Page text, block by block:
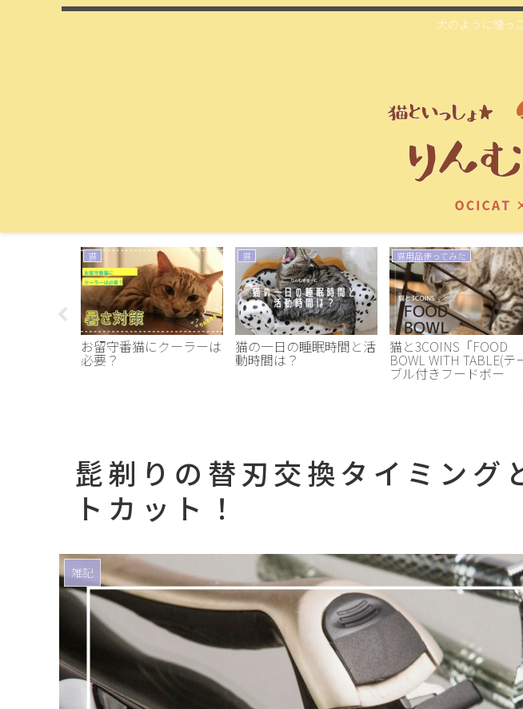
犬のように懐っ
猫
お留守番猫にクーラーは
必要？
猫
猫の一日の睡眠時間と活
動時間は？
猫用品使ってみた
猫と3COINS「FOOD
BOWL WITH TABLE(テ
ブル付きフードボー
髭剃りの替刃交換タイミング
トカット！
雑記